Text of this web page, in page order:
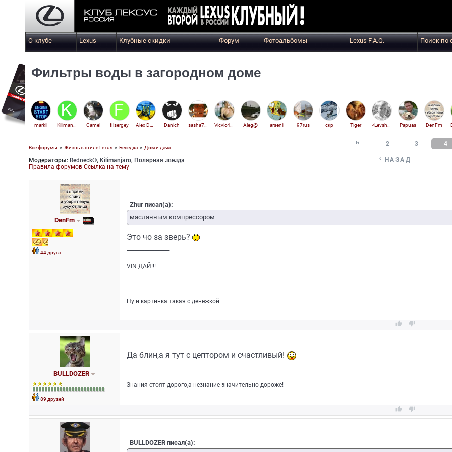
О клубе Lexus Клубные скидки Форум Фотоальбомы Lexus F.A.Q. Поиск по
Фильтры воды в загородном доме
markii Camel filsergey Danich sasha700 Vicvic470 Aleg@ arsenii 97rus скр Tiger Papuas DenFm
Andryuha
Все форумы » Жизнь в стиле Lexus» Беседка» Дом и дача
Модераторы: Redneck®, Kilimanjaro, Полярная звезда
Правила форумов Ссылка на тему
 2 3 4
 НАЗАД
DenFm
44 друга
Zhur писал(а):
маслянным компрессором
Это чо за зверь?
VIN ДАЙ!!!
Ну и картинка такая с денежкой.
 
BULLDOZER
89 друзей
Да блин,а я тут с цептором и счастливый!
Знания стоят дорого,а незнание значительно дороже!
 
BULLDOZER писал(а):